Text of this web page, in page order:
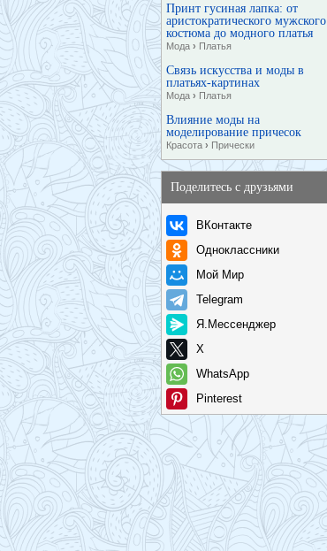
Принт гусиная лапка: от
аристократического мужского
костюма до модного платья
Мода › Платья
Связь искусства и моды в
платьях-картинах
Мода › Платья
Влияние моды на
моделирование причесок
Красота › Прически
Поделитесь с друзьями
ВКонтакте
Одноклассники
Мой Мир
Telegram
Я.Мессенджер
X
WhatsApp
Pinterest